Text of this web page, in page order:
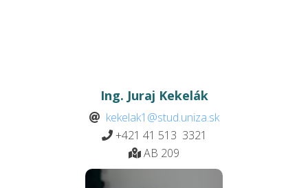
Ing. Juraj Kekelák
kekelak1@stud.uniza.sk
+421 41 513 3321
AB 209